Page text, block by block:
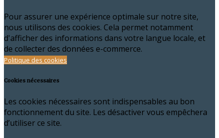
Pour assurer une expérience optimale sur notre site,
nous utilisons des cookies. Cela permet notamment
d'afficher des informations dans votre langue locale, et
de collecter des données e-commerce.
Politique des cookies
Cookies nécessaires
Les cookies nécessaires sont indispensables au bon
fonctionnement du site. Les désactiver vous empêchera
d’utiliser ce site.